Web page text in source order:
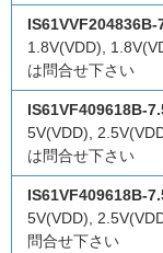
IS61VVF204836B-
1.8V(VDD),
は問合せ下さい
IS61VF409618B-
5V(VDD),
は問合せ下さい
IS61VF409618B-
5V(VDD),
問合せ下さい